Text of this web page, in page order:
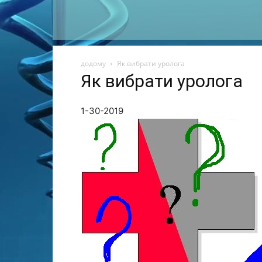
додому Як вибрати уролога
Як вибрати уролога
1-30-2019